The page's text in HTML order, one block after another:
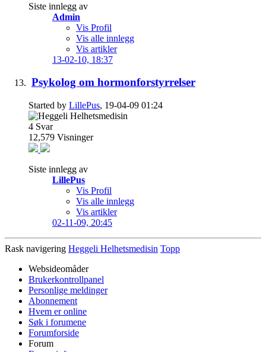
Siste innlegg av
Admin
Vis Profil
Vis alle innlegg
Vis artikler
13-02-10, 18:37
Psykolog om hormonforstyrrelser
Started by LillePus, 19-04-09 01:24
4 Svar
12,579 Visninger
Siste innlegg av
LillePus
Vis Profil
Vis alle innlegg
Vis artikler
02-11-09, 20:45
Rask navigering Heggeli Helhetsmedisin Topp
Websideomåder
Brukerkontrollpanel
Personlige meldinger
Abonnement
Hvem er online
Søk i forumene
Forumforside
Forum